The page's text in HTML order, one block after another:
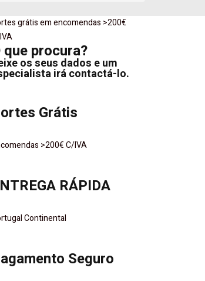
grátis em encomendas >200€
que procura?
os seus dados e um
irá contactá-lo.
Grátis
>200€ C/IVA
RÁPIDA
Continental
Seguro